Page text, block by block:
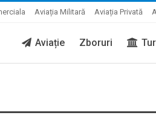
Aviația Militară Aviația Privată
Aviație Zboruri